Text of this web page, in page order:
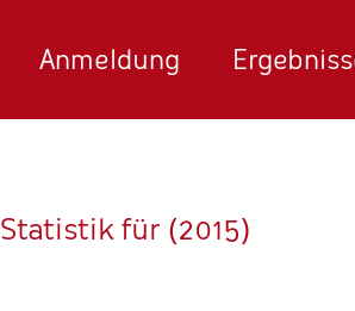
Anmeldung
Statistik für (2015)